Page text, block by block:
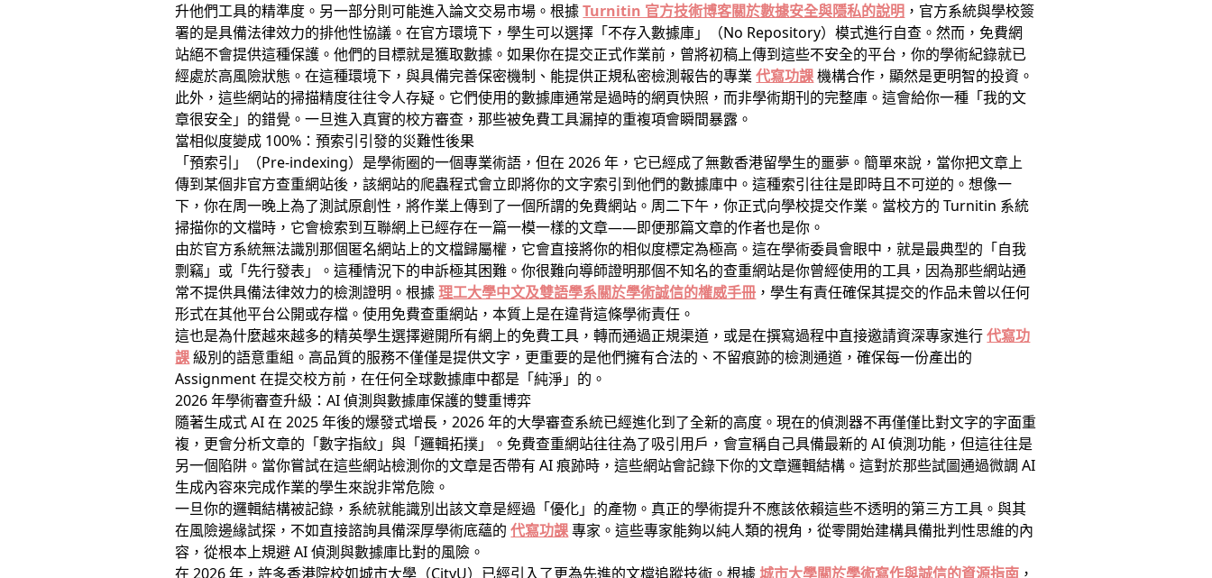
升他們工具的精準度。另一部分則可能進入論文交易市場。根據Turnitin 官方技術博客關於數據安全與隱私的說明 ，官方系統與學校簽
署的是具備法律效力的排他性協議。在官方環境下，學生可以選擇「不存入數據庫」（No Repository）模式進行自查。然而，免費網
站絕不會提供這種保護。他們的目標就是獲取數據。如果你在提交正式作業前，曾將初稿上傳到這些不安全的平台，你的學術紀錄就已
經處於高風險狀態。在這種環境下，與具備完善保密機制、能提供正規私密檢測報告的專業代寫功課機構合作，顯然是更明智的投資。
此外，這些網站的掃描精度往往令人存疑。它們使用的數據庫通常是過時的網頁快照，而非學術期刊的完整庫。這會給你一種「我的文
章很安全」的錯覺。一旦進入真實的校方審查，那些被免費工具漏掉的重複項會瞬間暴露。
當相似度變成 100%：預索引引發的災難性後果
「預索引」（Pre-indexing）是學術圈的一個專業術語，但在 2026 年，它已經成了無數香港留學生的噩夢。簡單來說，當你把文章上
傳到某個非官方查重網站後，該網站的爬蟲程式會立即將你的文字索引到他們的數據庫中。這種索引往往是即時且不可逆的。想像一
下，你在周一晚上為了測試原創性，將作業上傳到了一個所謂的免費網站。周二下午，你正式向學校提交作業。當校方的 Turnitin 系統
掃描你的文檔時，它會檢索到互聯網上已經存在一篇一模一樣的文章——即便那篇文章的作者也是你。
由於官方系統無法識別那個匿名網站上的文檔歸屬權，它會直接將你的相似度標定為極高。這在學術委員會眼中，就是最典型的「自我
剽竊」或「先行發表」。這種情況下的申訴極其困難。你很難向導師證明那個不知名的查重網站是你曾經使用的工具，因為那些網站通
常不提供具備法律效力的檢測證明。根據理工大學中文及雙語學系關於學術誠信的權威手冊 ，學生有責任確保其提交的作品未曾以任何
形式在其他平台公開或存檔。使用免費查重網站，本質上是在違背這條學術責任。
這也是為什麼越來越多的精英學生選擇避開所有網上的免費工具，轉而通過正規渠道，或是在撰寫過程中直接邀請資深專家進行代寫功
課級別的語意重組。高品質的服務不僅僅是提供文字，更重要的是他們擁有合法的、不留痕跡的檢測通道，確保每一份產出的
Assignment 在提交校方前，在任何全球數據庫中都是「純淨」的。
2026 年學術審查升級：AI 偵測與數據庫保護的雙重博弈
隨著生成式 AI 在 2025 年後的爆發式增長，2026 年的大學審查系統已經進化到了全新的高度。現在的偵測器不再僅僅比對文字的字面重
複，更會分析文章的「數字指紋」與「邏輯拓撲」。免費查重網站往往為了吸引用戶，會宣稱自己具備最新的 AI 偵測功能，但這往往是
另一個陷阱。當你嘗試在這些網站檢測你的文章是否帶有 AI 痕跡時，這些網站會記錄下你的文章邏輯結構。這對於那些試圖通過微調 AI
生成內容來完成作業的學生來說非常危險。
一旦你的邏輯結構被記錄，系統就能識別出該文章是經過「優化」的產物。真正的學術提升不應該依賴這些不透明的第三方工具。與其
在風險邊緣試探，不如直接諮詢具備深厚學術底蘊的代寫功課專家。這些專家能夠以純人類的視角，從零開始建構具備批判性思維的內
容，從根本上規避 AI 偵測與數據庫比對的風險。
在 2026 年，許多香港院校如城市大學（CityU）已經引入了更為先進的文檔追蹤技術。根據城市大學關於學術寫作與誠信的資源指南 ，